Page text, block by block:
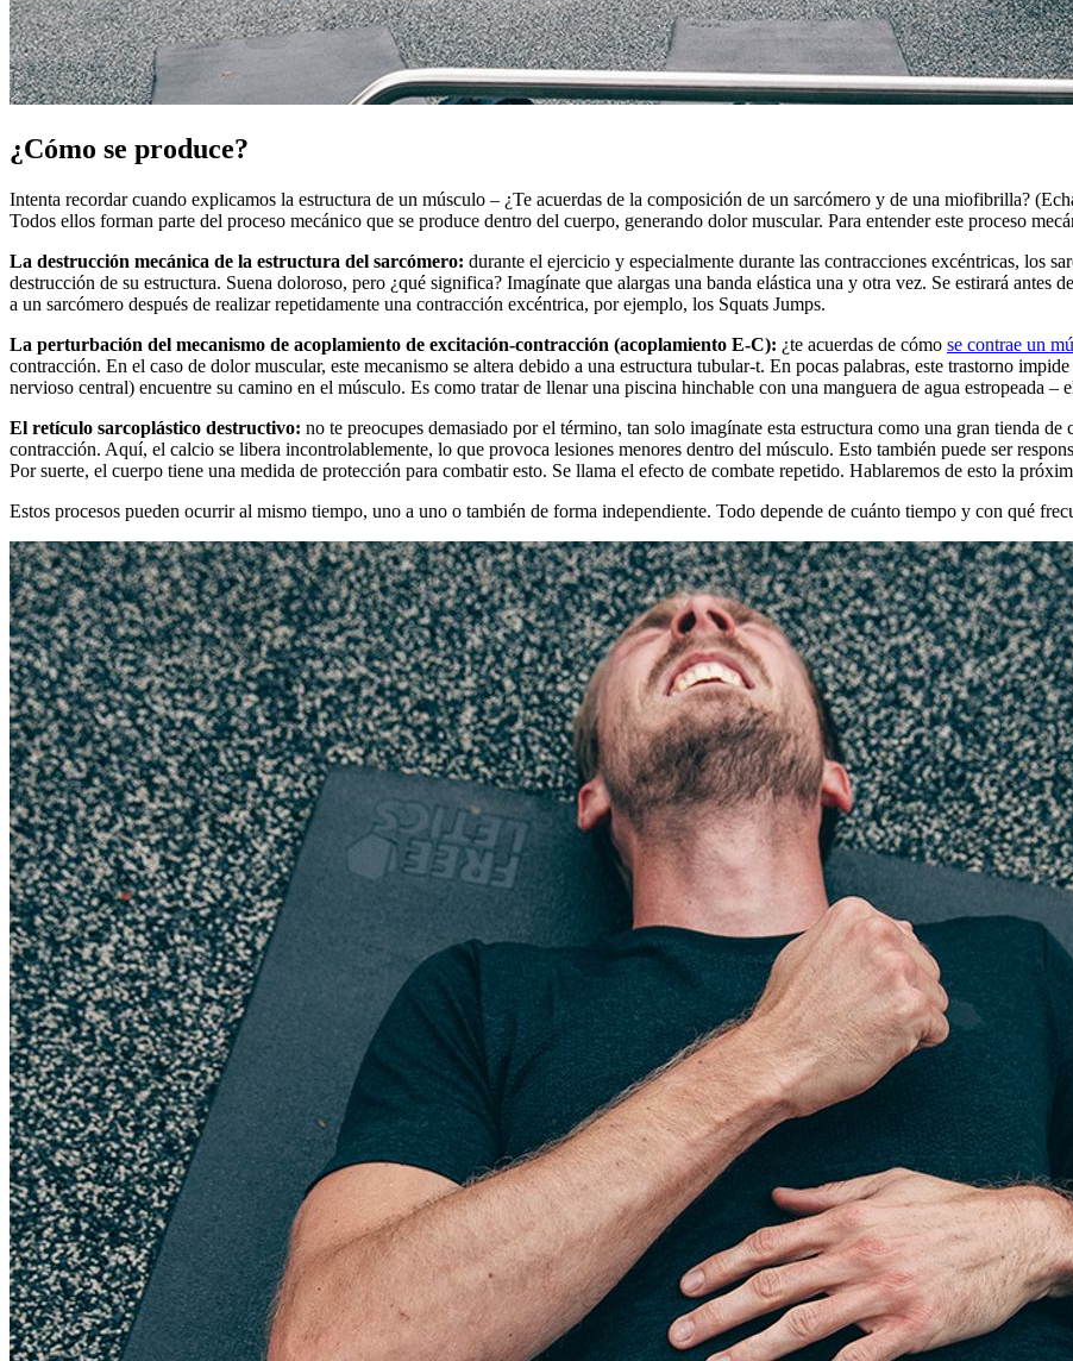
¿Cómo se produce?
Intenta recordar cuando explicamos la estructura de un músculo – ¿Te acuerdas de la composición de un sarcómero y de una miofibrilla?
Todos ellos forman parte del proceso mecánico que se produce dentro del cuerpo, generando dolor muscular. Para entender este proceso
La destrucción mecánica de la estructura del sarcómero: durante el ejercicio y especialmente durante las contracciones excéntricas, los
destrucción de su estructura. Suena doloroso, pero ¿qué significa? Imagínate que alargas una banda elástica una y otra vez. Se estirará antes
a un sarcómero después de realizar repetidamente una contracción excéntrica, por ejemplo, los Squats Jumps.
La perturbación del mecanismo de acoplamiento de excitación-contracción (acoplamiento E-C): ¿te acuerdas de cómo se contrae un
contracción. En el caso de dolor muscular, este mecanismo se altera debido a una estructura tubular-t. En pocas palabras, este trastorno
nervioso central) encuentre su camino en el músculo. Es como tratar de llenar una piscina hinchable con una manguera de agua estropeada –
El retículo sarcoplástico destructivo: no te preocupes demasiado por el término, tan solo imagínate esta estructura como una gran tienda
contracción. Aquí, el calcio se libera incontrolablemente, lo que provoca lesiones menores dentro del músculo. Esto también puede ser
Por suerte, el cuerpo tiene una medida de protección para combatir esto. Se llama el efecto de combate repetido. Hablaremos de esto la
Estos procesos pueden ocurrir al mismo tiempo, uno a uno o también de forma independiente. Todo depende de cuánto tiempo y con qué